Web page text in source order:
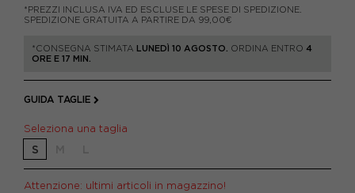
*PREZZI INCLUSA IVA ED ESCLUSE LE SPESE DI SPEDIZIONE.
SPEDIZIONE GRATUITA A PARTIRE DA 99,00€
*CONSEGNA STIMATA LUNEDÌ 10 AGOSTO. ORDINA ENTRO 4
ORE E 17 MIN.
GUIDA TAGLIE
Seleziona una taglia
S
Attenzione: ultimi articoli in magazzino!